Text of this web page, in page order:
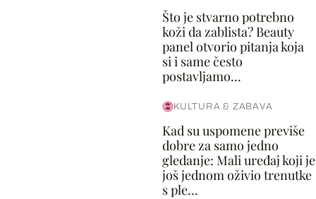
Što je stvarno potrebno
koži da zablista? Beauty
panel otvorio pitanja koja
si i same često
postavljamo...
KULTURA & ZABAVA
Kad su uspomene previše
dobre za samo jedno
gledanje: Mali uređaj koji je
još jednom oživio trenutke
s ple...